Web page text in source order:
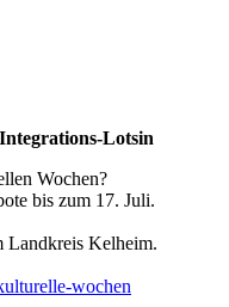
Lotsin
Wochen?
bis zum 17. Juli.
Landkreis Kelheim.
wochen